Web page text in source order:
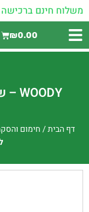
משלוח חינם ברכישה מעל
₪0.00
דף הבית/חימום